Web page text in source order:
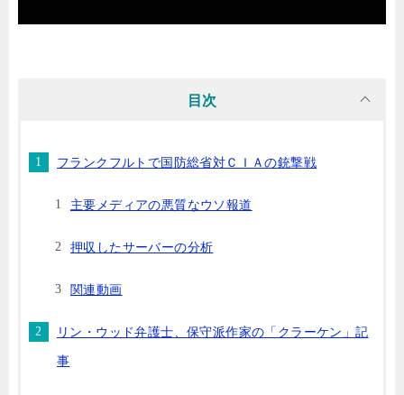
目次
フランクフルトで国防総省対ＣＩＡの銃撃戦
主要メディアの悪質なウソ報道
押収したサーバーの分析
関連動画
リン・ウッド弁護士、保守派作家の「クラーケン」記
事